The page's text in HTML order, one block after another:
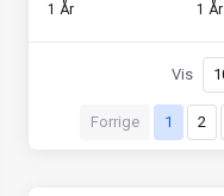
1 År 1 År
Forrige 1 2
Vis